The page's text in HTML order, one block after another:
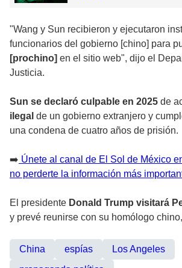
"Wang y Sun recibieron y ejecutaron
funcionarios del gobierno [chino] para
[prochino] en el sitio web", dijo el
Justicia.
Sun se declaró culpable en 2025 de
ilegal de un gobierno extranjero y
una condena de cuatro años de prisión.
➡️ Únete al canal de El Sol de México
no perderte la información más
El presidente Donald Trump visitará
y prevé reunirse con su homólogo chino,
China espías
Los Angeles